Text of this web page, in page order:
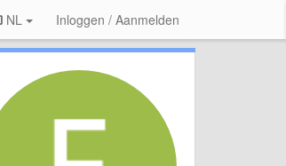
NL Inloggen / Aanmelden